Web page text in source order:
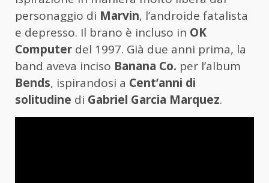
personaggio di Marvin, l’androide fatalista
e depresso. Il brano è incluso in OK
Computer del 1997. Già due anni prima, la
band aveva inciso Banana Co. per l’album
Bends, ispirandosi a Cent’anni di
solitudine di Gabriel Garcia Marquez.